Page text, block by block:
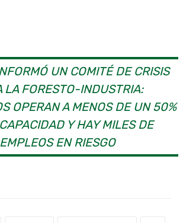
UN COMITÉ DE CRISIS
LA FORESTO-INDUSTRIA:
OPERAN A MENOS DE UN 50%
Y HAY MILES DE
EMPLEOS EN RIESGO